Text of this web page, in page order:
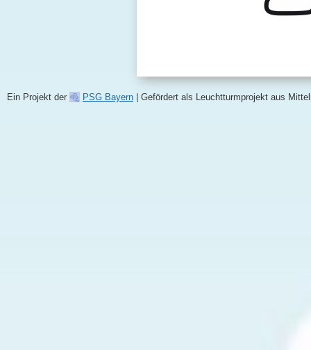
Ein Projekt der PSG Bayern | Gefördert als Leuchtturmprojekt aus